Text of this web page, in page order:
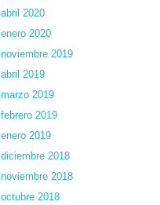
abril 2020
enero 2020
noviembre 2019
abril 2019
marzo 2019
febrero 2019
enero 2019
diciembre 2018
noviembre 2018
octubre 2018